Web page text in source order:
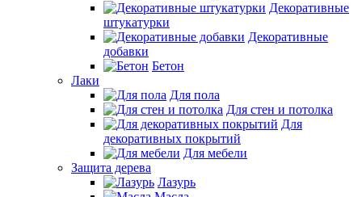
Декоративные
штукатурки
Декоративные
добавки
Бетон
Лаки
Для пола
Для стен и потолка
Для
декоративных покрытий
Для мебели
Защита дерева
Лазурь